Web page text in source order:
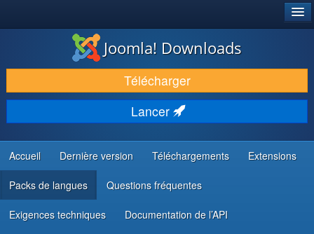
TÉLÉCHARGER & ÉTENDRE
DÉCOUVRIR & APPRENDRE
COMMUNAUTÉ & SUPPORT
RESSOURCES DÉVELOPPEURS
Joomla! Downloads
Télécharger
Lancer
Accueil Dernière version Téléchargements Extensions
Packs de langues Questions fréquentes
Exigences techniques Documentation de l’API